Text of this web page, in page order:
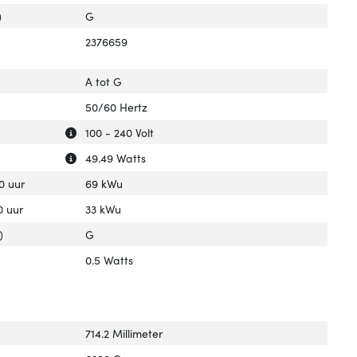
G
2376659
A tot G
50/60 Hertz
Uitleg over 'AC-ingangsspanning'
Verberg uitleg over 'AC-ingangsspanning'
100 - 240 Volt
Uitleg over 'Stroomverbruik (typisch)'
Verberg uitleg over 'Stroomverbruik (typisch)'
49.49 Watts
uur
69 kWu
uur
33 kWu
G
0.5 Watts
714.2 Millimeter